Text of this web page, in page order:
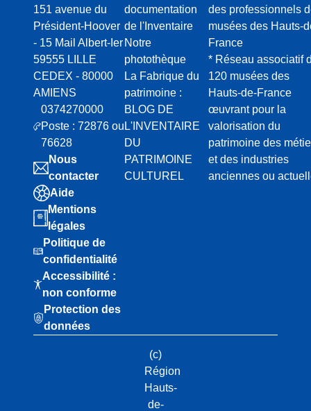
151 avenue du
Président-Hoover
- 15 Mail Albert-Ier
59555 LILLE
CEDEX - 80000
AMIENS
0374270000
Poste : 72876 ou
76628
Nous
contacter
Aide
Mentions
légales
Politique de
confidentialité
Accessibilité :
non conforme
Protection des
données
documentation
de l'Inventaire
Notre
photothèque
La Fabrique du
patrimoine :
BLOG DE
L'INVENTAIRE
DU
PATRIMOINE
CULTUREL
des professionnels
musées des Hauts-
France
* Réseau associatif
120 musées des
Hauts-de-France
œuvrant pour la
valorisation du
patrimoine des
et des industries
anciennes ou
(c)
Région
Hauts-
de-